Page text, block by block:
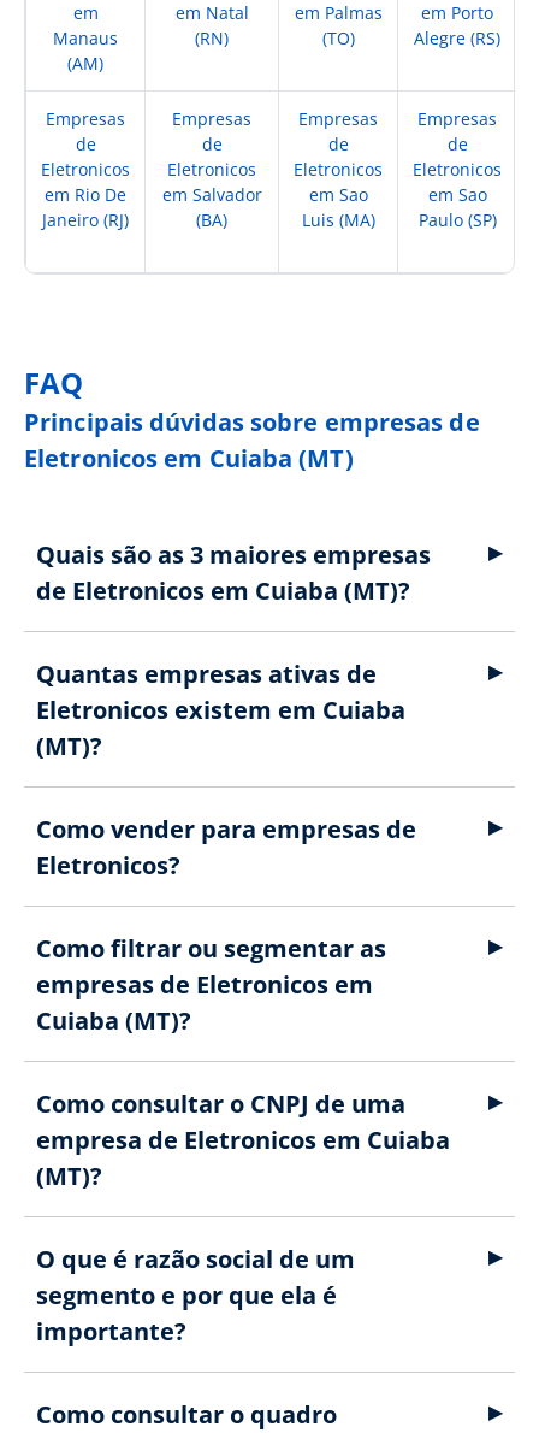
em
Manaus
(AM)
em Natal
(RN)
em Palmas
(TO)
em Porto
Alegre (RS)
Empresas
de
Eletronicos
em Rio De
Janeiro (RJ)
Empresas
de
Eletronicos
em Salvador
(BA)
Empresas
de
Eletronicos
em Sao
Luis (MA)
Empresas
de
Eletronicos
em Sao
Paulo (SP)
FAQ
Principais dúvidas sobre empresas de
Eletronicos em Cuiaba (MT)
Quais são as 3 maiores empresas
de Eletronicos em Cuiaba (MT)?
Quantas empresas ativas de
Eletronicos existem em Cuiaba
(MT)?
Como vender para empresas de
Eletronicos?
Como filtrar ou segmentar as
empresas de Eletronicos em
Cuiaba (MT)?
Como consultar o CNPJ de uma
empresa de Eletronicos em Cuiaba
(MT)?
O que é razão social de um
segmento e por que ela é
importante?
Como consultar o quadro